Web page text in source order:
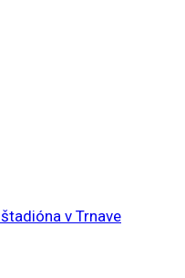
v Trnave